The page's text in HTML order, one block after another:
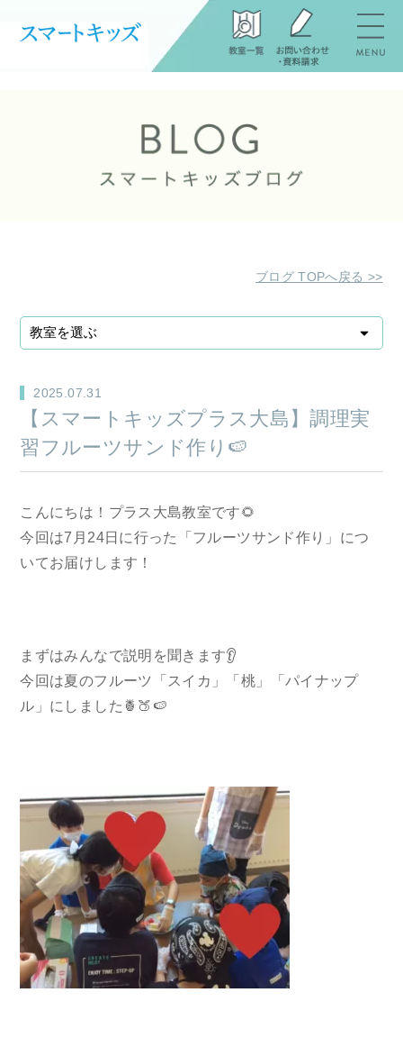
ブログ TOPへ戻る >>
2025.07.31
【スマートキッズプラス大島】調理実
習フルーツサンド作り🍉
こんにちは！プラス大島教室です🌻
今回は7月24日に行った「フルーツサンド作り」につ
いてお届けします！
まずはみんなで説明を聞きます👂
今回は夏のフルーツ「スイカ」「桃」「パイナップ
ル」にしました🍍🍑🍉